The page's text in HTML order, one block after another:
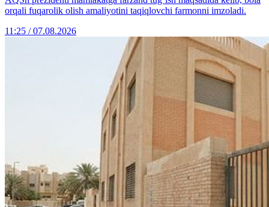
orqali fuqarolik olish amaliyotini taqiqlovchi farmonni imzoladi.
11:25 / 07.08.2026